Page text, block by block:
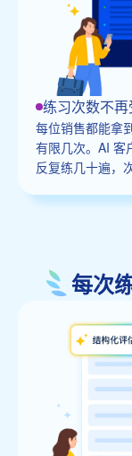
练习次数不
每位销售都能拿
有限几次。AI 客
反复练几十遍，
每次